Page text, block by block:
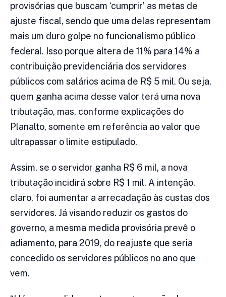
provisórias que buscam ‘cumprir’ as metas de
ajuste fiscal, sendo que uma delas representam
mais um duro golpe no funcionalismo público
federal. Isso porque altera de 11% para 14% a
contribuição previdenciária dos servidores
públicos com salários acima de R$ 5 mil. Ou seja,
quem ganha acima desse valor terá uma nova
tributação, mas, conforme explicações do
Planalto, somente em referência ao valor que
ultrapassar o limite estipulado.
Assim, se o servidor ganha R$ 6 mil, a nova
tributação incidirá sobre R$ 1 mil. A intenção,
claro, foi aumentar a arrecadação às custas dos
servidores. Já visando reduzir os gastos do
governo, a mesma medida provisória prevê o
adiamento, para 2019, do reajuste que seria
concedido os servidores públicos no ano que
vem.